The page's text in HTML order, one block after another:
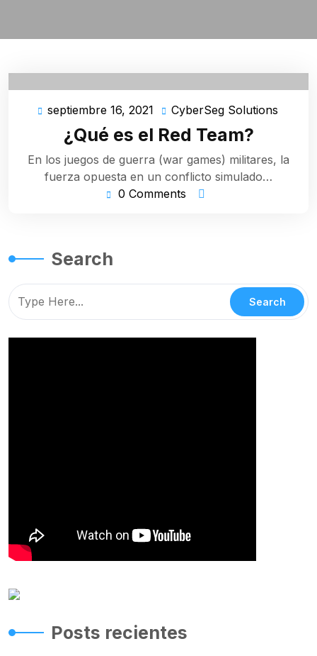
septiembre 16, 2021 septiembre
16,
2021
CyberSeg Solutions
¿Qué es el Red Team?
En los juegos de guerra (war games) militares, la
fuerza opuesta en un conflicto simulado…
0 Comments
Search
Posts recientes